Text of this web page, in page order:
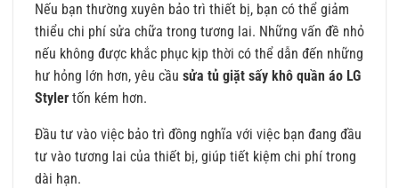
Nếu bạn thường xuyên bảo trì thiết bị, bạn có thể giảm
thiểu chi phí sửa chữa trong tương lai. Những vấn đề nhỏ
nếu không được khắc phục kịp thời có thể dẫn đến những
hư hỏng lớn hơn, yêu cầu sửa tủ giặt sấy khô quần áo LG
Styler tốn kém hơn.
Đầu tư vào việc bảo trì đồng nghĩa với việc bạn đang đầu
tư vào tương lai của thiết bị, giúp tiết kiệm chi phí trong
dài hạn.